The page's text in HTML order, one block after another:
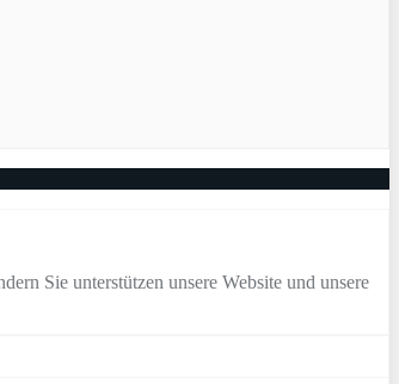
Sie unterstützen unsere Website und unsere